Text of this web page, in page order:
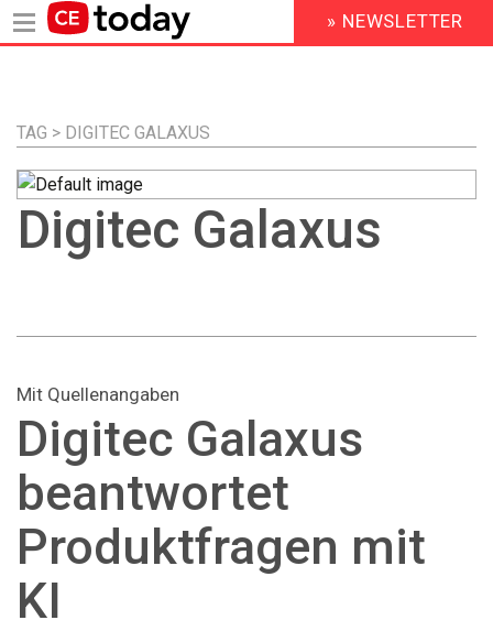
Inhalt
HEADER
MENU
» NEWSLETTER
TAG > DIGITEC GALAXUS
Digitec Galaxus
Mit Quellenangaben
Digitec Galaxus
beantwortet
Produktfragen mit
KI